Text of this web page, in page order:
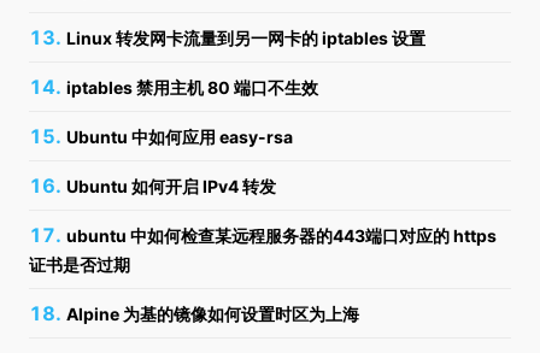
Linux 转发网卡流量到另一网卡的 iptables 设置
iptables 禁用主机 80 端口不生效
Ubuntu 中如何应用 easy-rsa
Ubuntu 如何开启 IPv4 转发
ubuntu 中如何检查某远程服务器的443端口对应的 https
证书是否过期
Alpine 为基的镜像如何设置时区为上海